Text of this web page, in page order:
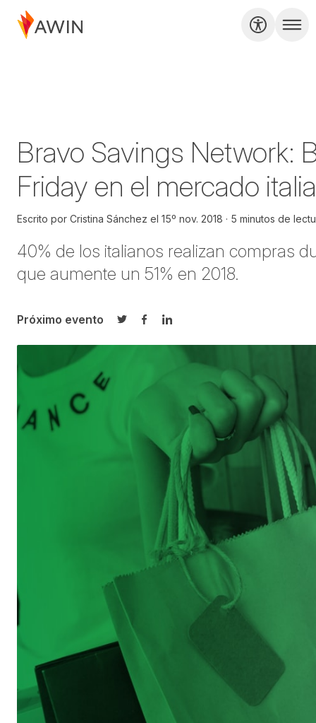
Bravo Savings Network:
Friday en el mercado
Escrito por Cristina Sánchez el 15º nov. 2018 5 minutos de
40% de los italianos realizan compras
que aumente un 51% en 2018.
Próximo evento
Compartir en Twitter
Compartir en Facebook
Compartir en LinkedIn